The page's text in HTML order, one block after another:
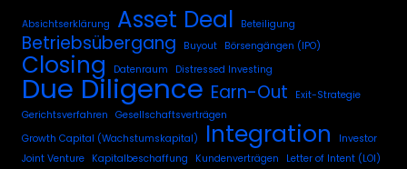
Absichtserklärung Asset Deal Beteiligung
Betriebsübergang Buyout Börsengängen (IPO)
Closing Datenraum Distressed Investing
Due Diligence Earn-Out
Exit-Strategie
Gerichtsverfahren Gesellschaftsverträgen
Growth Capital (Wachstumskapital)
Integration
Investor
Joint Venture Kapitalbeschaffung Kundenverträgen
Letter of Intent (LOI)